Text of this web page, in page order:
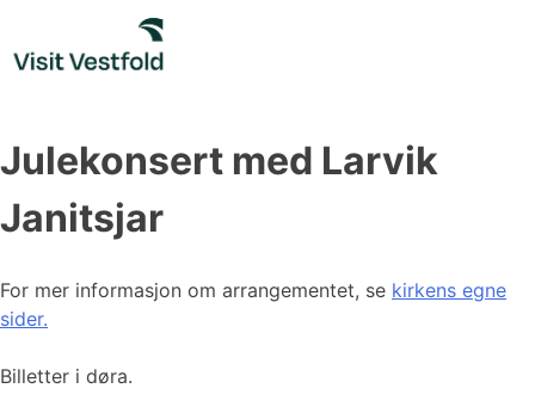
content
Julekonsert med Larvik
Janitsjar
For mer informasjon om arrangementet, se kirkens egne
sider.
Billetter i døra.